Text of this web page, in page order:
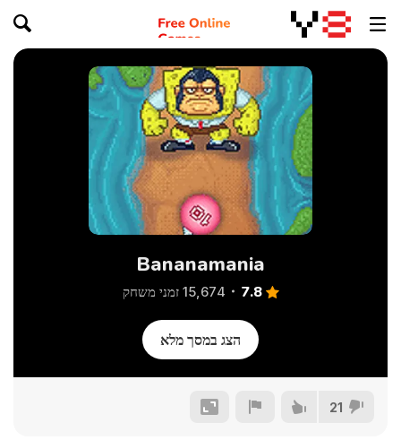
Bananamania
7.8 15,674 זמני משחק
הצג במסך מלא
21